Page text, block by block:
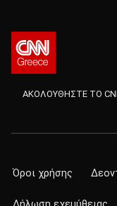
ΑΚΟΛΟΥΘΗΣΤΕ ΤΟ
Όροι χρήσης